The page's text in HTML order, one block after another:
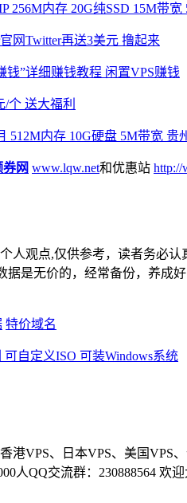
内存 20G纯SSD 15M带
网Twitter再送3美元 撸起来
钱”详细赚钱教程 闲置VPS赚钱
/个 送大福利
内存 10G硬盘 5M带宽
券网 www.lqw.net和优惠站 http://
人观点,仅供参考，读者务必
是无价的，经常备份，养成
特价域名
VPS、日本VPS、美国VPS
人QQ交流群：230888564 欢迎